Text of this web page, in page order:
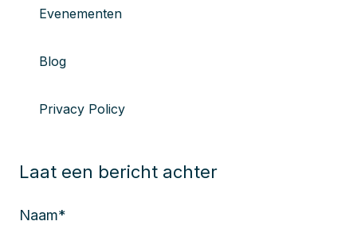
Evenementen
Blog
Privacy Policy
Laat een bericht achter
Naam*